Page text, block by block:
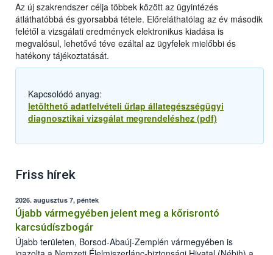
Az új szakrendszer célja többek között az ügyintézés
átláthatóbbá és gyorsabbá tétele. Előreláthatólag az év második
felétől a vizsgálati eredmények elektronikus kiadása is
megvalósul, lehetővé téve ezáltal az ügyfelek mielőbbi és
hatékony tájékoztatását.
Kapcsolódó anyag:
letölthető adatfelvételi űrlap állategészségügyi
diagnosztikai vizsgálat megrendeléshez (pdf)
Friss hírek
2026. augusztus 7, péntek
Újabb vármegyében jelent meg a kőrisrontó
karcsúdíszbogár
Újabb területen, Borsod-Abaúj-Zemplén vármegyében is